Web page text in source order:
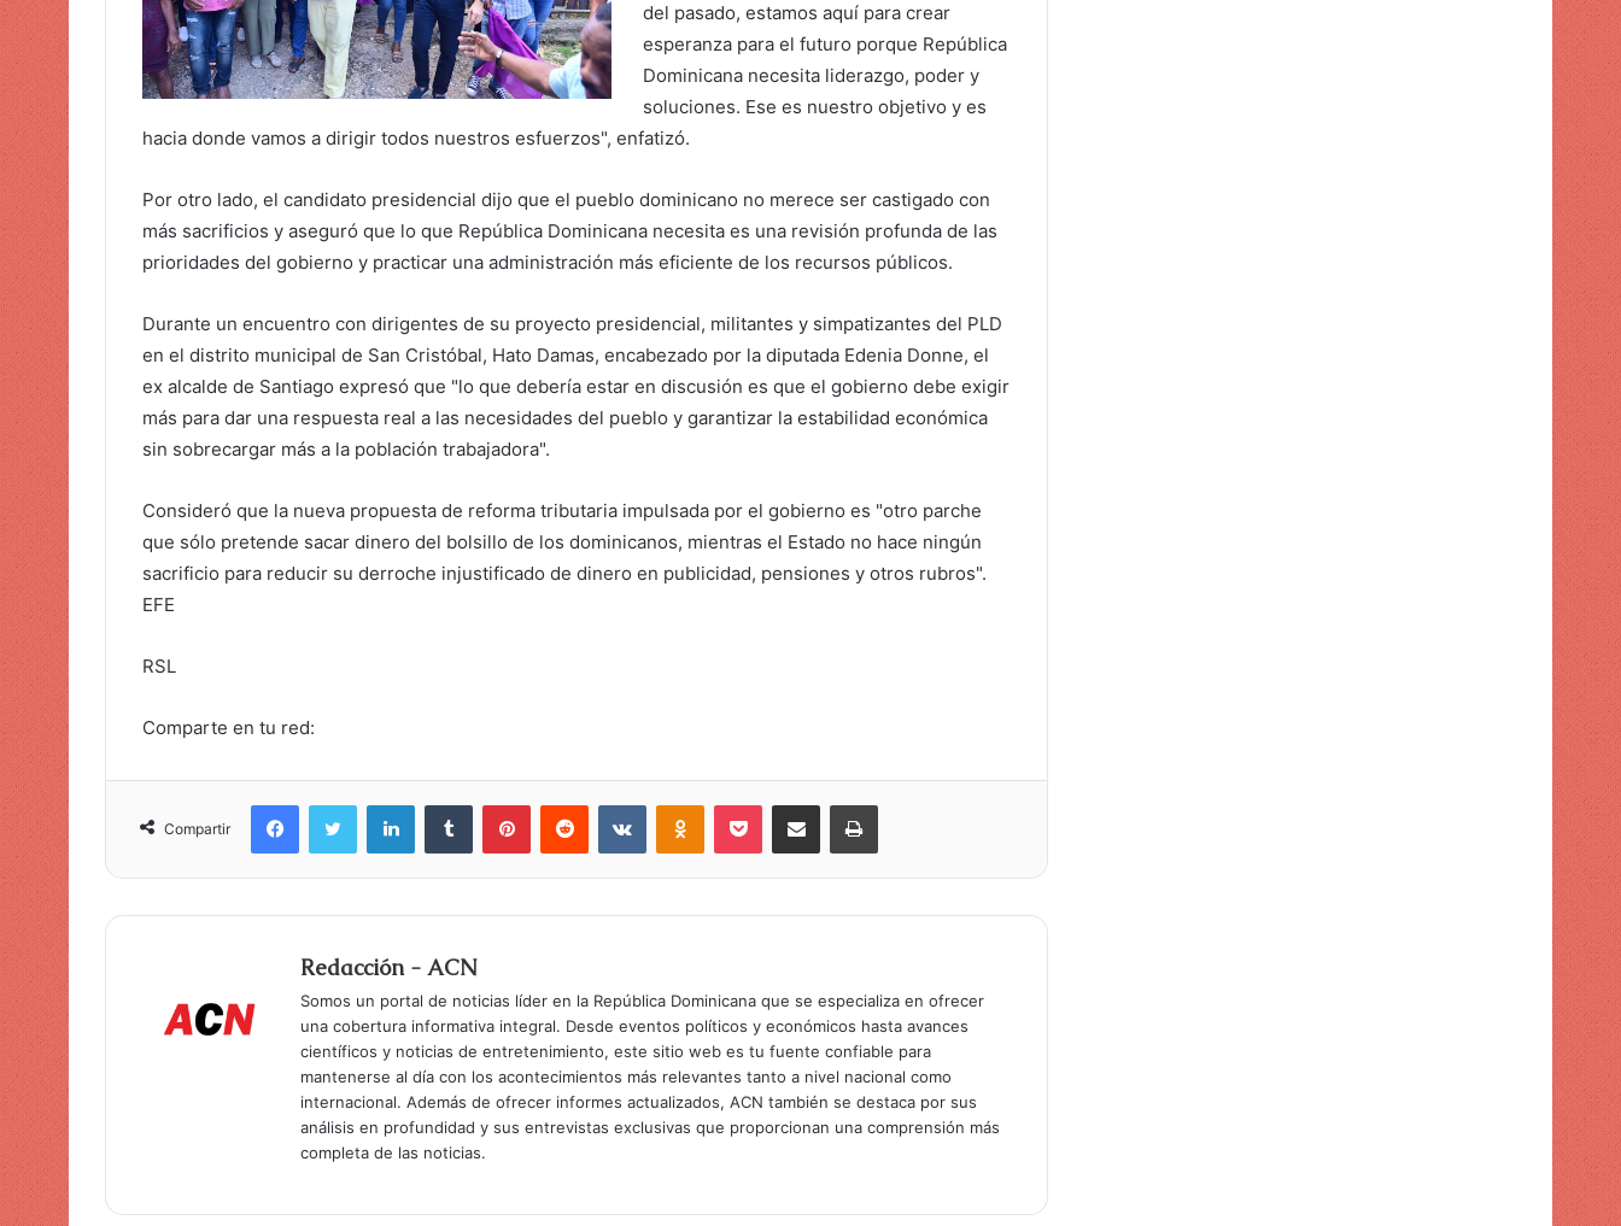
del pasado, estamos aquí para crear
esperanza para el futuro porque República
Dominicana necesita liderazgo, poder y
soluciones. Ese es nuestro objetivo y es
hacia donde vamos a dirigir todos nuestros esfuerzos", enfatizó.
Por otro lado, el candidato presidencial dijo que el pueblo dominicano no merece ser castigado con
más sacrificios y aseguró que lo que República Dominicana necesita es una revisión profunda de las
prioridades del gobierno y practicar una administración más eficiente de los recursos públicos.
Durante un encuentro con dirigentes de su proyecto presidencial, militantes y simpatizantes del PLD
en el distrito municipal de San Cristóbal, Hato Damas, encabezado por la diputada Edenia Donne, el
ex alcalde de Santiago expresó que "lo que debería estar en discusión es que el gobierno debe exigir
más para dar una respuesta real a las necesidades del pueblo y garantizar la estabilidad económica
sin sobrecargar más a la población trabajadora".
Consideró que la nueva propuesta de reforma tributaria impulsada por el gobierno es "otro parche
que sólo pretende sacar dinero del bolsillo de los dominicanos, mientras el Estado no hace ningún
sacrificio para reducir su derroche injustificado de dinero en publicidad, pensiones y otros rubros".
EFE
RSL
Comparte en tu red:
Compartir
Redacción - ACN
Somos un portal de noticias líder en la República Dominicana que se especializa en ofrecer
una cobertura informativa integral. Desde eventos políticos y económicos hasta avances
científicos y noticias de entretenimiento, este sitio web es tu fuente confiable para
mantenerse al día con los acontecimientos más relevantes tanto a nivel nacional como
internacional. Además de ofrecer informes actualizados, ACN también se destaca por sus
análisis en profundidad y sus entrevistas exclusivas que proporcionan una comprensión más
completa de las noticias.